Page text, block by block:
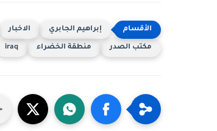
إبراهيم الجابري الاخبار
مكتب الصدر منطقة الخضراء iraq